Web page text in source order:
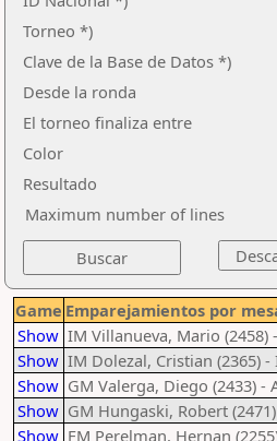
Torneo *)
Clave de la Base de Datos *)
Desde la ronda
El torneo finaliza entre
Color
Resultado
Maximum number of lines
Game Emparejamientos por
Show IM Villanueva, Mario (2458)
Show IM Dolezal, Cristian (2365) -
Show GM Valerga, Diego (2433) -
Show GM Hungaski, Robert
Show FM Perelman, Hernan